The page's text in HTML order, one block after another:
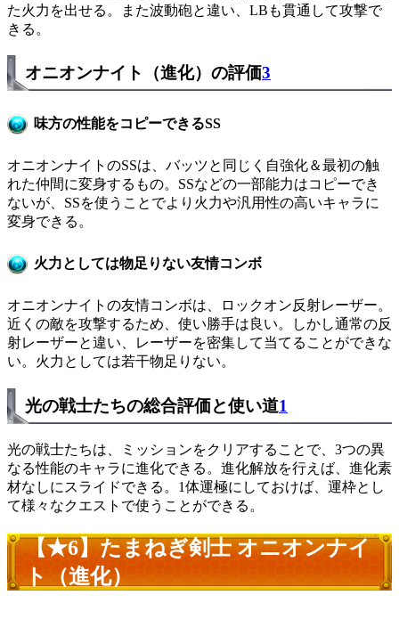
た火力を出せる。また波動砲と違い、LBも貫通して攻撃で
きる。
オニオンナイト（進化）の評価3
味方の性能をコピーできるSS
オニオンナイトのSSは、バッツと同じく自強化＆最初の触
れた仲間に変身するもの。SSなどの一部能力はコピーでき
ないが、SSを使うことでより火力や汎用性の高いキャラに
変身できる。
火力としては物足りない友情コンボ
オニオンナイトの友情コンボは、ロックオン反射レーザー。
近くの敵を攻撃するため、使い勝手は良い。しかし通常の反
射レーザーと違い、レーザーを密集して当てることができな
い。火力としては若干物足りない。
光の戦士たちの総合評価と使い道1
光の戦士たちは、ミッションをクリアすることで、3つの異
なる性能のキャラに進化できる。進化解放を行えば、進化素
材なしにスライドできる。1体運極にしておけば、運枠とし
て様々なクエストで使うことができる。
【★6】たまねぎ剣士 オニオンナイ
ト（進化）